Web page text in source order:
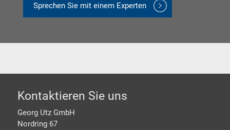
Sprechen Sie mit einem Experten
Footer
Kontaktieren Sie uns
Georg Utz GmbH
Nordring 67